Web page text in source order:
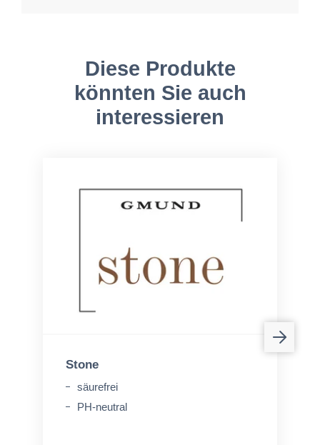
Diese Produkte
könnten Sie auch
interessieren
Stone
säurefrei
PH-neutral